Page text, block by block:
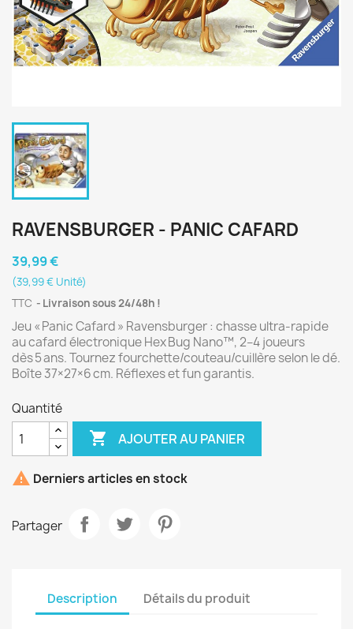
RAVENSBURGER - PANIC CAFARD
39,99 €
(39,99 € Unité)
TTC
Livraison sous 24/48h !
Jeu « Panic Cafard » Ravensburger : chasse ultra‑rapide
au cafard électronique Hex Bug Nano™, 2–4 joueurs
dès 5 ans. Tournez fourchette/couteau/cuillère selon le dé.
Boîte 37×27×6 cm. Réflexes et fun garantis.
Quantité
 AJOUTER AU PANIER
 Derniers articles en stock
Partager
Description Détails du produit